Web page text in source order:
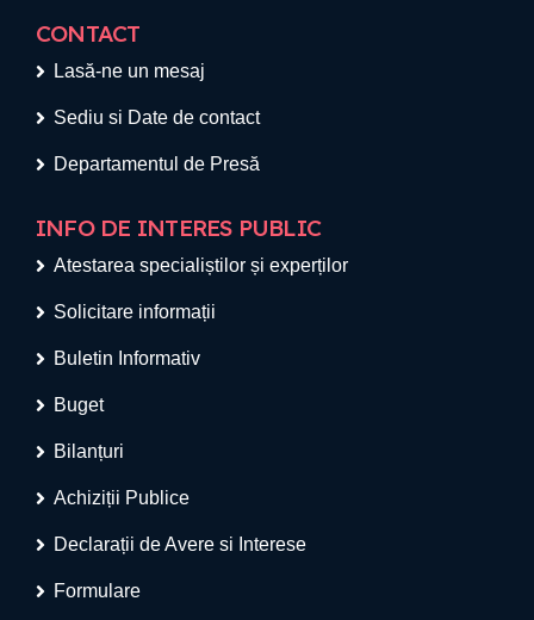
CONTACT
Lasă-ne un mesaj
Sediu si Date de contact
Departamentul de Presă
INFO DE INTERES PUBLIC
Atestarea specialiștilor și experților
Solicitare informații
Buletin Informativ
Buget
Bilanțuri
Achiziții Publice
Declarații de Avere si Interese
Formulare